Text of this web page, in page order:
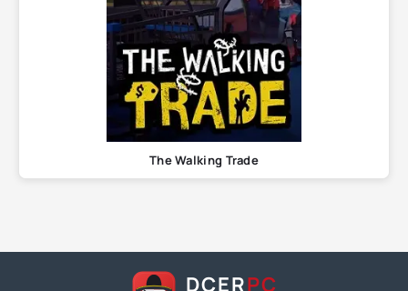
The Walking Trade
DCERPC